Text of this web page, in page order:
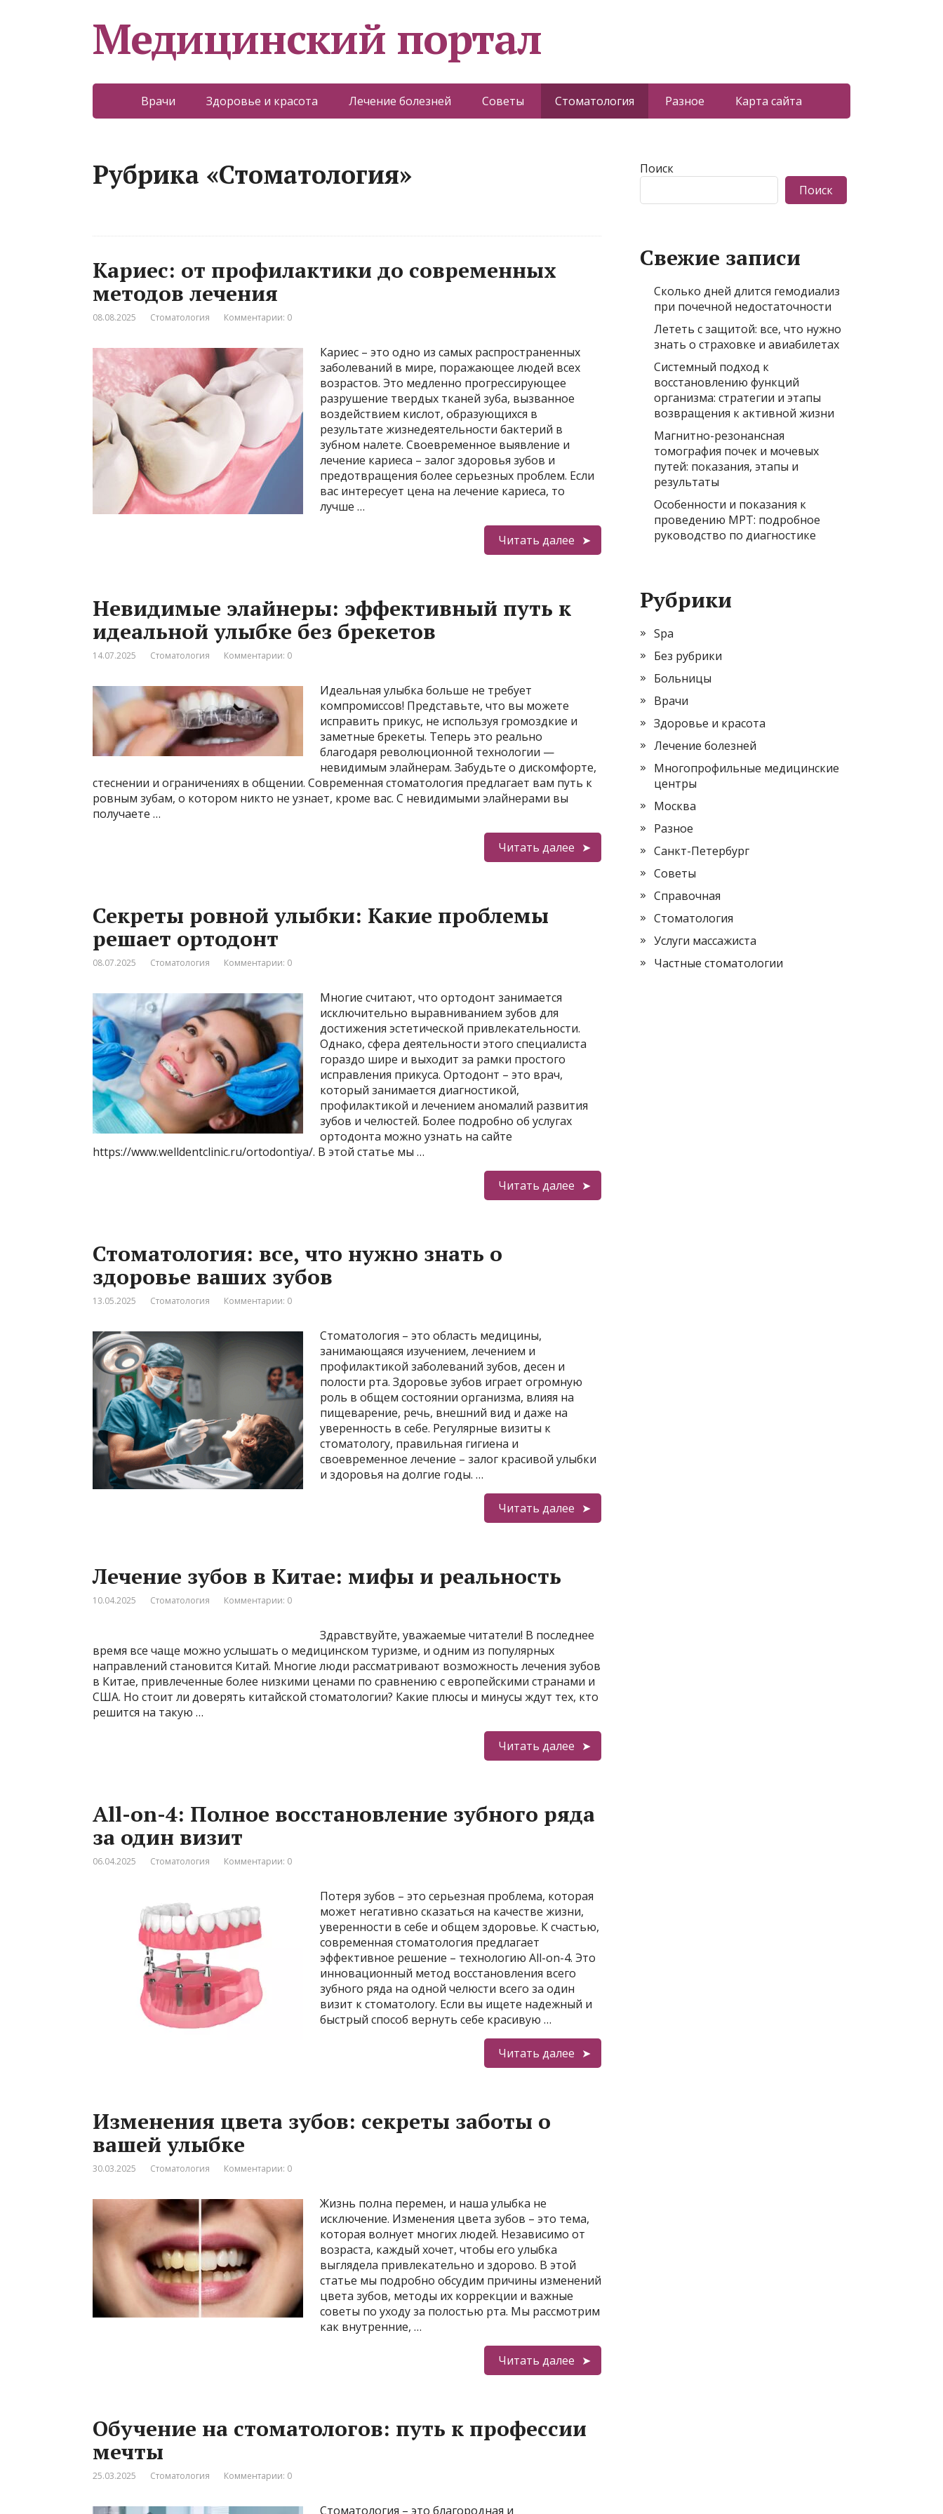
Медицинский портал
Врачи Здоровье и красота Лечение болезней Советы Стоматология Разное Карта сайта
Рубрика «Стоматология»
Кариес: от профилактики до современных
методов лечения
08.08.2025 Стоматология Комментарии: 0
Кариес – это одно из самых распространенных
заболеваний в мире, поражающее людей всех
возрастов. Это медленно прогрессирующее
разрушение твердых тканей зуба, вызванное
воздействием кислот, образующихся в
результате жизнедеятельности бактерий в
зубном налете. Своевременное выявление и
лечение кариеса – залог здоровья зубов и
предотвращения более серьезных проблем. Если
вас интересует цена на лечение кариеса, то
лучше …
Читать далее
Невидимые элайнеры: эффективный путь к
идеальной улыбке без брекетов
14.07.2025 Стоматология Комментарии: 0
Идеальная улыбка больше не требует
компромиссов! Представьте, что вы можете
исправить прикус, не используя громоздкие и
заметные брекеты. Теперь это реально
благодаря революционной технологии —
невидимым элайнерам. Забудьте о дискомфорте,
стеснении и ограничениях в общении. Современная стоматология предлагает вам путь к
ровным зубам, о котором никто не узнает, кроме вас. С невидимыми элайнерами вы
получаете …
Читать далее
Секреты ровной улыбки: Какие проблемы
решает ортодонт
08.07.2025 Стоматология Комментарии: 0
Многие считают, что ортодонт занимается
исключительно выравниванием зубов для
достижения эстетической привлекательности.
Однако, сфера деятельности этого специалиста
гораздо шире и выходит за рамки простого
исправления прикуса. Ортодонт – это врач,
который занимается диагностикой,
профилактикой и лечением аномалий развития
зубов и челюстей. Более подробно об услугах
ортодонта можно узнать на сайте
https://www.welldentclinic.ru/ortodontiya/. В этой статье мы …
Читать далее
Стоматология: все, что нужно знать о
здоровье ваших зубов
13.05.2025 Стоматология Комментарии: 0
Стоматология – это область медицины,
занимающаяся изучением, лечением и
профилактикой заболеваний зубов, десен и
полости рта. Здоровье зубов играет огромную
роль в общем состоянии организма, влияя на
пищеварение, речь, внешний вид и даже на
уверенность в себе. Регулярные визиты к
стоматологу, правильная гигиена и
своевременное лечение – залог красивой улыбки
и здоровья на долгие годы. …
Читать далее
Лечение зубов в Китае: мифы и реальность
10.04.2025 Стоматология Комментарии: 0
Здравствуйте, уважаемые читатели! В последнее
время все чаще можно услышать о медицинском туризме, и одним из популярных
направлений становится Китай. Многие люди рассматривают возможность лечения зубов
в Китае, привлеченные более низкими ценами по сравнению с европейскими странами и
США. Но стоит ли доверять китайской стоматологии? Какие плюсы и минусы ждут тех, кто
решится на такую …
Читать далее
All-on-4: Полное восстановление зубного ряда
за один визит
06.04.2025 Стоматология Комментарии: 0
Потеря зубов – это серьезная проблема, которая
может негативно сказаться на качестве жизни,
уверенности в себе и общем здоровье. К счастью,
современная стоматология предлагает
эффективное решение – технологию All-on-4. Это
инновационный метод восстановления всего
зубного ряда на одной челюсти всего за один
визит к стоматологу. Если вы ищете надежный и
быстрый способ вернуть себе красивую …
Читать далее
Изменения цвета зубов: секреты заботы о
вашей улыбке
30.03.2025 Стоматология Комментарии: 0
Жизнь полна перемен, и наша улыбка не
исключение. Изменения цвета зубов – это тема,
которая волнует многих людей. Независимо от
возраста, каждый хочет, чтобы его улыбка
выглядела привлекательно и здорово. В этой
статье мы подробно обсудим причины изменений
цвета зубов, методы их коррекции и важные
советы по уходу за полостью рта. Мы рассмотрим
как внутренние, …
Читать далее
Обучение на стоматологов: путь к профессии
мечты
25.03.2025 Стоматология Комментарии: 0
Стоматология – это благородная и
Поиск
Поиск
Свежие записи
Сколько дней длится гемодиализ
при почечной недостаточности
Лететь с защитой: все, что нужно
знать о страховке и авиабилетах
Системный подход к
восстановлению функций
организма: стратегии и этапы
возвращения к активной жизни
Магнитно-резонансная
томография почек и мочевых
путей: показания, этапы и
результаты
Особенности и показания к
проведению МРТ: подробное
руководство по диагностике
Рубрики
Spa
Без рубрики
Больницы
Врачи
Здоровье и красота
Лечение болезней
Многопрофильные медицинские
центры
Москва
Разное
Санкт-Петербург
Советы
Справочная
Стоматология
Услуги массажиста
Частные стоматологии